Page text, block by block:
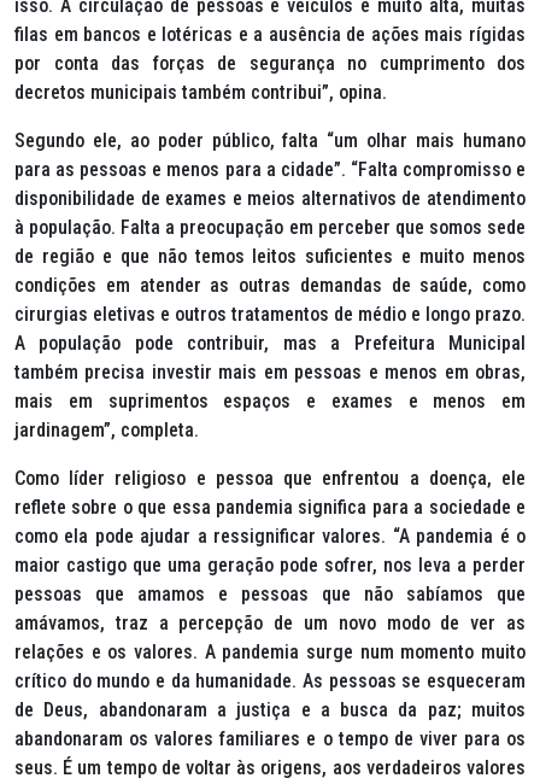
isso. A circulação de pessoas e veículos é muito alta, muitas
filas em bancos e lotéricas e a ausência de ações mais rígidas
por conta das forças de segurança no cumprimento dos
decretos municipais também contribui”, opina.
Segundo ele, ao poder público, falta “um olhar mais humano
para as pessoas e menos para a cidade”. “Falta compromisso e
disponibilidade de exames e meios alternativos de atendimento
à população. Falta a preocupação em perceber que somos sede
de região e que não temos leitos suficientes e muito menos
condições em atender as outras demandas de saúde, como
cirurgias eletivas e outros tratamentos de médio e longo prazo.
A população pode contribuir, mas a Prefeitura Municipal
também precisa investir mais em pessoas e menos em obras,
mais em suprimentos espaços e exames e menos em
jardinagem”, completa.
Como líder religioso e pessoa que enfrentou a doença, ele
reflete sobre o que essa pandemia significa para a sociedade e
como ela pode ajudar a ressignificar valores. “A pandemia é o
maior castigo que uma geração pode sofrer, nos leva a perder
pessoas que amamos e pessoas que não sabíamos que
amávamos, traz a percepção de um novo modo de ver as
relações e os valores. A pandemia surge num momento muito
crítico do mundo e da humanidade. As pessoas se esqueceram
de Deus, abandonaram a justiça e a busca da paz; muitos
abandonaram os valores familiares e o tempo de viver para os
seus. É um tempo de voltar às origens, aos verdadeiros valores